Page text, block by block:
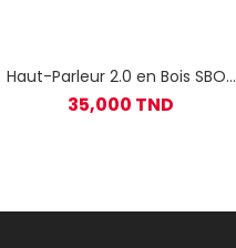
Haut-Parleur 2.0 en Bois SBOX
35,000 TND